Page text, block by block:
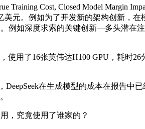
Cost, Closed Model Margin
元。例如为了开发新的架构创新，在
如深度求索的关键创新—多头潜在注
了16张英伟达H100 GPU，耗时26
在生成模型的成本在报告中
，究竟使用了谁家的？